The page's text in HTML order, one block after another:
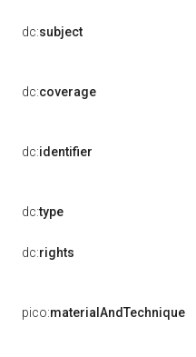
dc:subject
dc:coverage
dc:identifier
dc:type
dc:rights
pico:materialAndTechnique